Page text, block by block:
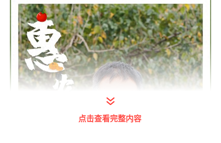
点击查看完整内容